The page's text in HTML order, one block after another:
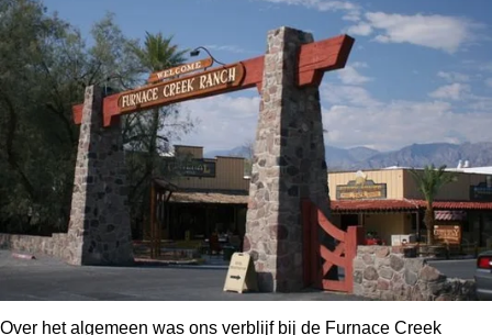
Over het algemeen was ons verblijf bij de Furnace Creek